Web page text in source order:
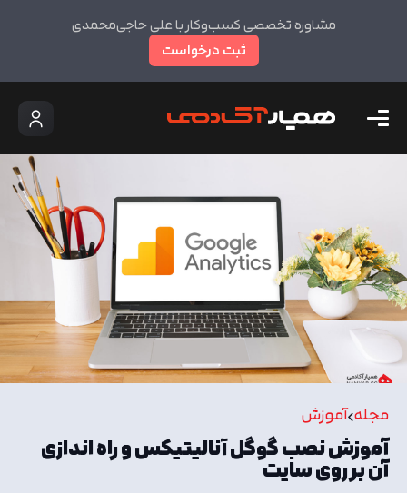
مشاوره تخصصی کسب‌وکار با علی حاجی‌محمدی
ثبت درخواست
مجله آموزش
آموزش نصب گوگل آنالیتیکس و راه اندازی
آن بر روی سایت